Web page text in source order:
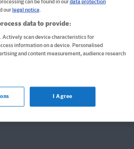
die weiterführende Schule.
Mathematik 4. Klasse
Seiten
und Referendar:innen
can be found in ourdata protection
ourlegal notice.
data to provide:
Actively scan device characteristics for
information on a device. Personalised
and content measurement, audience research
I Agree